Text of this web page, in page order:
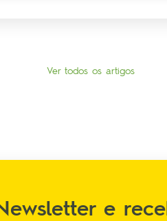
Ver todos os artigos
e